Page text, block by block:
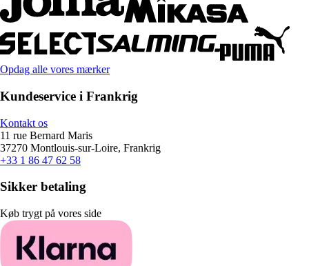
Opdag alle vores mærker
Kundeservice i Frankrig
Kontakt os
11 rue Bernard Maris
37270 Montlouis-sur-Loire, Frankrig
+33 1 86 47 62 58
Sikker betaling
Køb trygt på vores side